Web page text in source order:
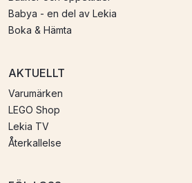
Babya - en del av Lekia
Boka & Hämta
AKTUELLT
Varumärken
LEGO Shop
Lekia TV
Återkallelse